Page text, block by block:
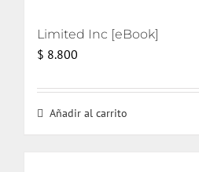
Limited Inc [eBook]
$ 8.800
Añadir al carrito